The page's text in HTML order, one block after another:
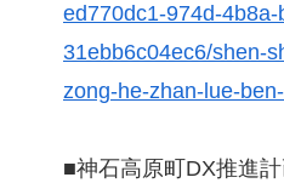
ed770dc1-974d-4b8a-
31ebb6c04ec6/shen-
zong-he-zhan-lue-
■神石高原町DX推進